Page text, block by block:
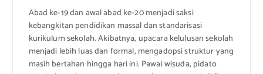
Abad ke-19 dan awal abad ke-20 menjadi saksi
kebangkitan pendidikan massal dan standarisasi
kurikulum sekolah. Akibatnya, upacara kelulusan sekolah
menjadi lebih luas dan formal, mengadopsi struktur yang
masih bertahan hingga hari ini. Pawai wisuda, pidato